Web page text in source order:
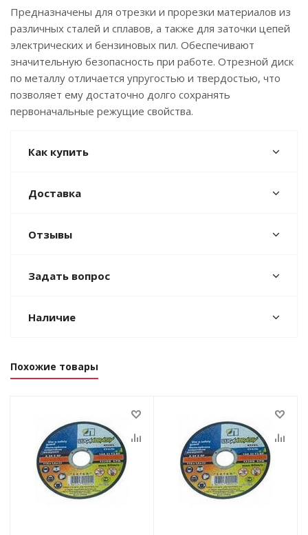
Предназначены для отрезки и прорезки материалов из
различных сталей и сплавов, а также для заточки цепей
электрических и бензиновых пил. Обеспечивают
значительную безопасность при работе. Отрезной диск
по металлу отличается упругостью и твердостью, что
позволяет ему достаточно долго сохранять
первоначальные режущие свойства.
Как купить
Доставка
Отзывы
Задать вопрос
Наличие
Похожие товары